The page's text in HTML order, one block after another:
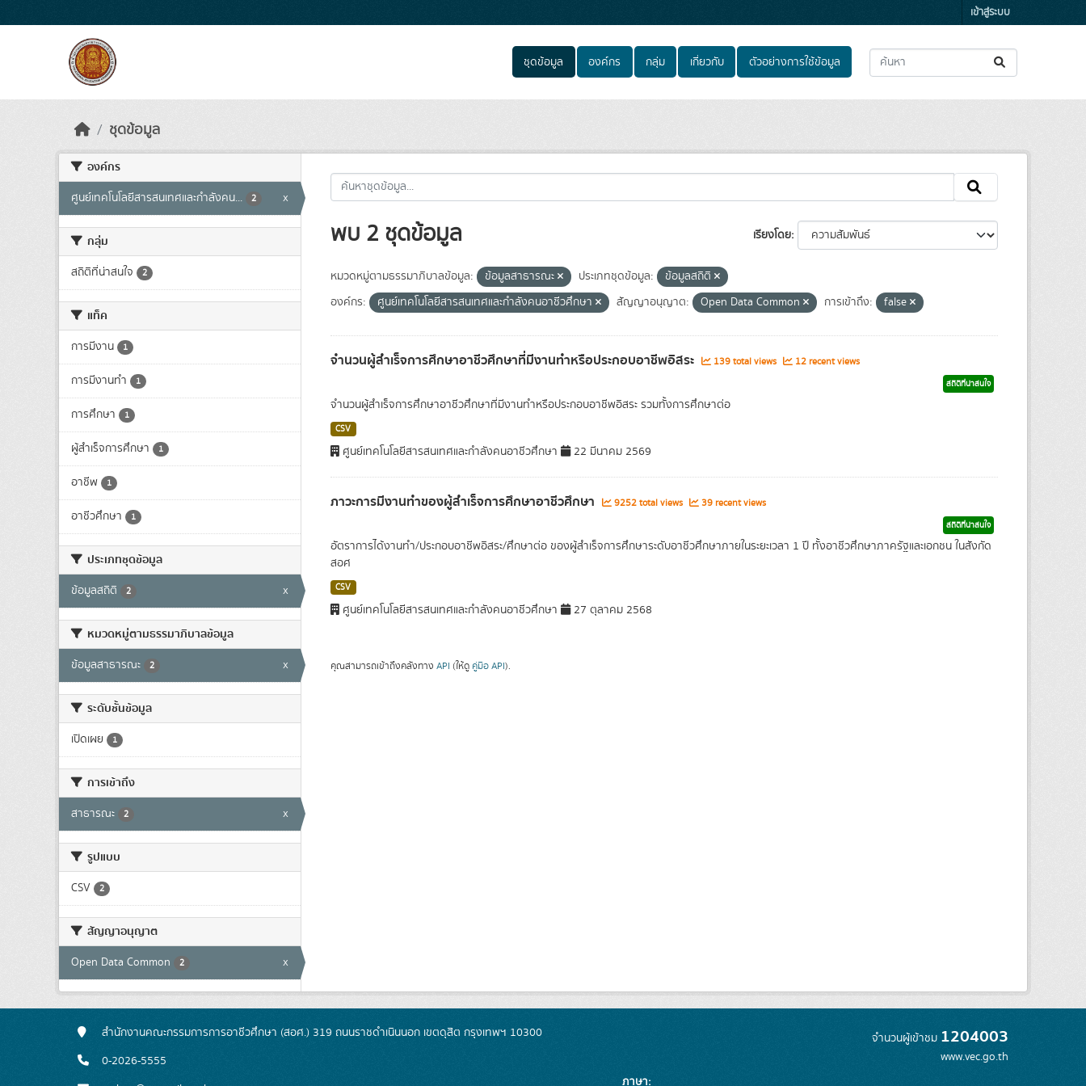
เข้าสู่ระบบ
ชุดข้อมูล องค์กร กลุ่ม เกี่ยวกับ ตัวอย่างการใช้ข้อมูล
ชุดข้อมูล
องค์กร
ศูนย์เทคโนโลยีสารสนเทศและกำลังคน... 2 x
กลุ่ม
สถิติที่น่าสนใจ 2
แท็ค
การมีงาน 1
การมีงานทำ 1
การศึกษา 1
ผู้สำเร็จการศึกษา 1
อาชีพ 1
อาชีวศึกษา 1
ประเภทชุดข้อมูล
ข้อมูลสถิติ 2 x
หมวดหมู่ตามธรรมาภิบาลข้อมูล
ข้อมูลสาธารณะ 2 x
ระดับชั้นข้อมูล
เปิดเผย 1
การเข้าถึง
สาธารณะ 2 x
รูปแบบ
CSV 2
สัญญาอนุญาต
Open Data Common 2 x
เรียงโดย
พบ 2 ชุดข้อมูล
หมวดหมู่ตามธรรมาภิบาลข้อมูล: ข้อมูลสาธารณะ ประเภทชุดข้อมูล:
ข้อมูลสถิติ
องค์กร:
ศูนย์เทคโนโลยีสารสนเทศและกำลังคนอาชีวศึกษา สัญญาอนุญาต: Open Data Common การเข้าถึง: false
จำนวนผู้สำเร็จการศึกษาอาชีวศึกษาที่มีงานทำหรือประกอบอาชีพอิสระ 139 total views 12 recent views
สถิติที่น่าสนใจ
จำนวนผู้สำเร็จการศึกษาอาชีวศึกษาที่มีงานทำหรือประกอบอาชีพอิสระ รวมทั้งการศึกษาต่อ
CSV
ศูนย์เทคโนโลยีสารสนเทศและกำลังคนอาชีวศึกษา 22 มีนาคม 2569
ภาวะการมีงานทำของผู้สำเร็จการศึกษาอาชีวศึกษา 9252 total views 39 recent views
สถิติที่น่าสนใจ
อัตราการได้งานทำ/ประกอบอาชีพอิสระ/ศึกษาต่อ ของผู้สำเร็จการศึกษาระดับอาชีวศึกษาภายในระยะเวลา 1 ปี ทั้งอาชีวศึกษาภาครัฐและเอกชน ในสังกัด
สอศ
CSV
ศูนย์เทคโนโลยีสารสนเทศและกำลังคนอาชีวศึกษา 27 ตุลาคม 2568
คุณสามารถเข้าถึงคลังทาง API (ให้ดู คู่มือ API).
สำนักงานคณะกรรมการการอาชีวศึกษา (สอศ.) 319 ถนนราชดำเนินนอก เขตดุสิต กรุงเทพฯ 10300
0-2026-5555
จำนวนผู้เข้าชม 1204003
www.vec.go.th
ภาษา